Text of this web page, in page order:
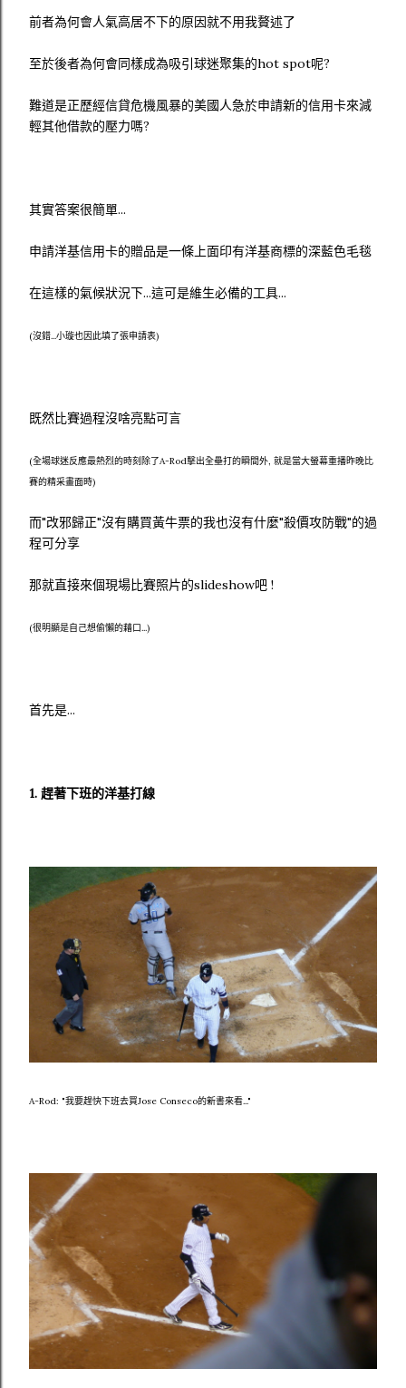
前者為何會人氣高居不下的原因就不用我贅述了
至於後者為何會同樣成為吸引球迷聚集的hot spot呢?
難道是正歷經信貸危機風暴的美國人急於申請新的信用卡來減
輕其他借款的壓力嗎?
其實答案很簡單...
申請洋基信用卡的贈品是一條上面印有洋基商標的深藍色毛毯
在這樣的氣候狀況下...這可是維生必備的工具...
(沒錯...小璇也因此填了張申請表)
既然比賽過程沒啥亮點可言
(全場球迷反應最熱烈的時刻除了A-Rod擊出全壘打的瞬間外, 就是當大螢幕重播昨晚比
賽的精采畫面時)
而"改邪歸正"沒有購買黃牛票的我也沒有什麼"殺價攻防戰"的過
程可分享
那就直接來個現場比賽照片的slideshow吧 !
(很明顯是自己想偷懶的藉口...)
首先是...
1. 趕著下班的洋基打線
A-Rod: "我要趕快下班去買Jose Conseco的新書來看..."